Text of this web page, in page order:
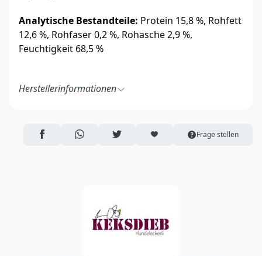
Analytische Bestandteile: Protein 15,8 %, Rohfett
12,6 %, Rohfaser 0,2 %, Rohasche 2,9 %,
Feuchtigkeit 68,5 %
Herstellerinformationen
18442 Langendorf / Lüssow
Deutschland
AUF FACEBOOK TEILEN
ÜBER WHATSAPP TEILEN
AUF TWITTER TEILENARTIKEL AUF DIE MERKLISTE
Frage stellen